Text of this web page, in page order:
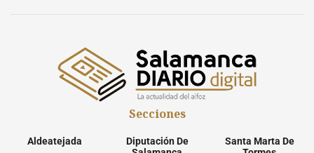
Secciones
Aldeatejada
Diputación De
Santa Marta De